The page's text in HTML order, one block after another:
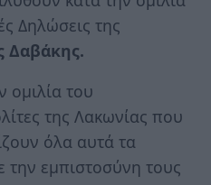
Δηλώσεις της
Δαβάκης.
ομιλία του
της Λακωνίας που
όλα αυτά τα
την εμπιστοσύνη τους